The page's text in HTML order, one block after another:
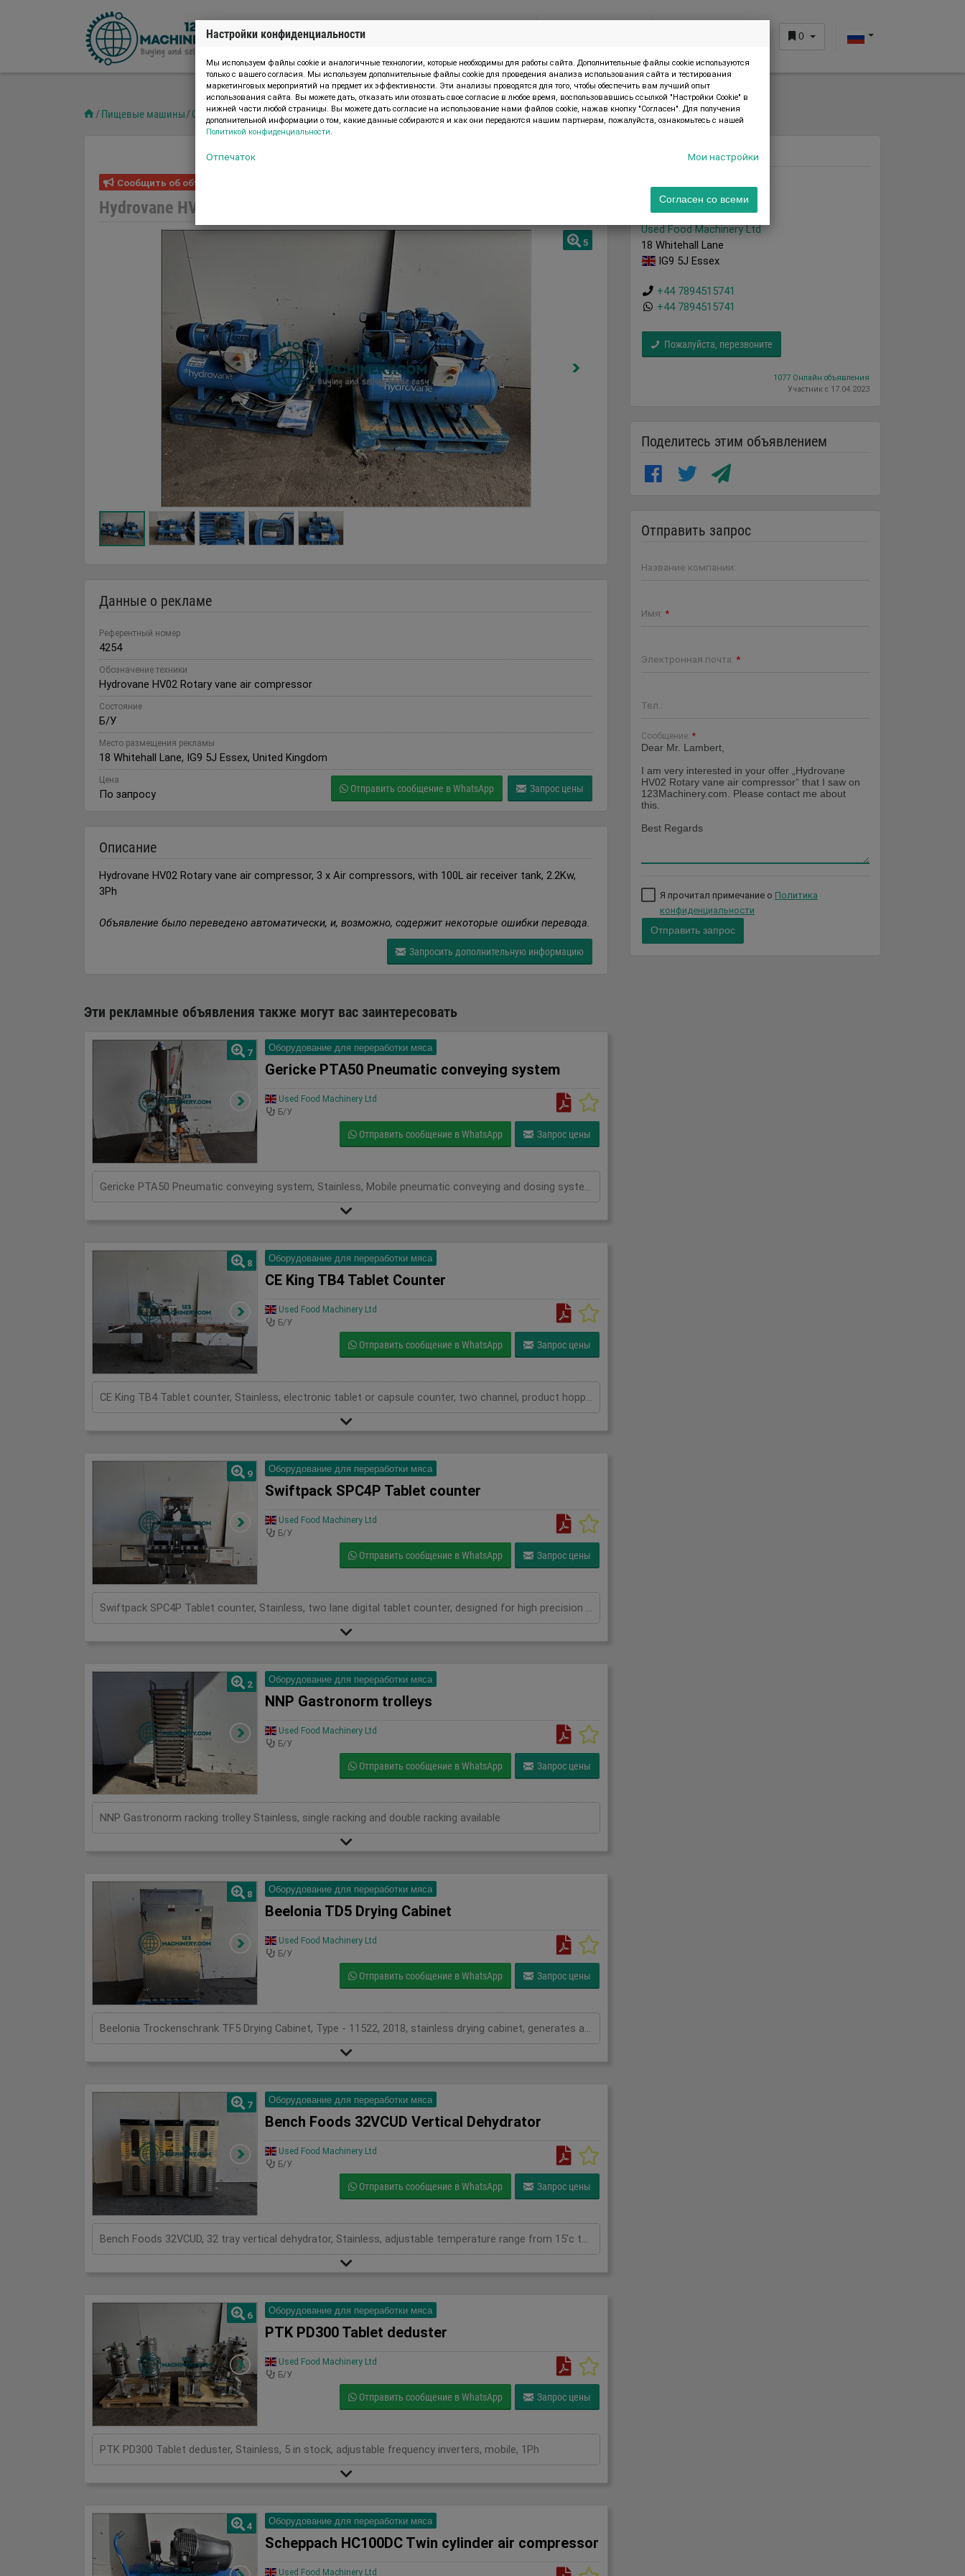
0
Пищевые машины Оборудование для переработки мяса Hydrovane HV02 Rotary vane air compressor
Сообщить об объявлении
Hydrovane HV02 Rotary vane air compressor
5
Данные о рекламе
Референтный номер
4254
Обозначение техники
Hydrovane HV02 Rotary vane air compressor
Состояние
Б/У
Место размещения рекламы
18 Whitehall Lane, IG9 5J Essex, United Kingdom
Запрос цены
Отправить сообщение в WhatsApp
Цена
По запросу
Описание
Hydrovane HV02 Rotary vane air compressor, 3 x Air compressors, with 100L air receiver tank, 2.2Kw,
3Ph
Объявление было переведено автоматически, и, возможно, содержит некоторые ошибки перевода.
Запросить дополнительную информацию
Эти рекламные объявления также могут вас заинтересовать
7 Оборудование для переработки мяса
Gericke PTA50 Pneumatic conveying system
Used Food Machinery Ltd
Б/У
Отправить сообщение в WhatsApp Запрос цены
Gericke PTA50 Pneumatic conveying system, Stainless, Mobile pneumatic conveying and dosing system used in the food, chemical and pharma industries, working pressure 3.9Bar, volume 50L, with butterfly valve and actuator
8 Оборудование для переработки мяса
CE King TB4 Tablet Counter
Used Food Machinery Ltd
Б/У
Отправить сообщение в WhatsApp Запрос цены
CE King TB4 Tablet counter, Stainless, electronic tablet or capsule counter, two channel, product hopper with top cover and vibration frequency control of product onto the feed chute, mounted on slat chain conveyor 3000mm x 100mm, fills up to 30 containers per min, 3Ph
9 Оборудование для переработки мяса
Swiftpack SPC4P Tablet counter
Used Food Machinery Ltd
Б/У
Отправить сообщение в WhatsApp Запрос цены
2 Оборудование для переработки мяса
NNP Gastronorm trolleys
Used Food Machinery Ltd
Б/У
Отправить сообщение в WhatsApp Запрос цены
NNP Gastronorm racking trolley Stainless, single racking and double racking available
8 Оборудование для переработки мяса
Beelonia TD5 Drying Cabinet
Used Food Machinery Ltd
Б/У
Отправить сообщение в WhatsApp Запрос цены
Beelonia Trockenschrank TF5 Drying Cabinet, Type - 11522, 2018, stainless drying cabinet, generates an even air flow ensuring good drying, with stainless trolley and mesh trays 900mm x 760mm trays, adjustble temperature and timer settings, with ramp, 3Ph
7 Оборудование для переработки мяса
Bench Foods 32VCUD Vertical Dehydrator
Used Food Machinery Ltd
Б/У
Отправить сообщение в WhatsApp Запрос цены
Bench Foods 32VCUD, 32 tray vertical dehydrator, Stainless, adjustable temperature range from 15'c to 90'c plus an ambient air mode, timer controls, stainless mesh trays for even drying on both sides, mobile, 1Ph
6 Оборудование для переработки мяса
PTK PD300 Tablet deduster
Used Food Machinery Ltd
Б/У
Отправить сообщение в WhatsApp Запрос цены
PTK PD300 Tablet deduster, Stainless, 5 in stock, adjustable frequency inverters, mobile, 1Ph
4 Оборудование для переработки мяса
Scheppach HC100DC Twin cylinder air compressor
Used Food Machinery Ltd
Поставщик
Used Food Machinery Ltd
18 Whitehall Lane
IG9 5J Essex
+44 7894515741
+44 7894515741
Пожалуйста, перезвоните
1077 Онлайн объявления
Участник с 17.04.2023
Поделитесь этим объявлением
Отправить запрос
Название компании:
Имя: *
Электронная почта: *
Тел.:
Сообщение: *
Я прочитал примечание о Политика
конфиденциальности
Отправить запрос
Настройки конфиденциальности
Мы используем файлы cookie и аналогичные технологии, которые необходимы для работы сайта. Дополнительные файлы cookie используются
только с вашего согласия. Мы используем дополнительные файлы cookie для проведения анализа использования сайта и тестирования
маркетинговых мероприятий на предмет их эффективности. Эти анализы проводятся для того, чтобы обеспечить вам лучший опыт
использования сайта. Вы можете дать, отказать или отозвать свое согласие в любое время, воспользовавшись ссылкой "Настройки Cookie" в
нижней части любой страницы. Вы можете дать согласие на использование нами файлов cookie, нажав кнопку "Согласен". Для получения
дополнительной информации о том, какие данные собираются и как они передаются нашим партнерам, пожалуйста, ознакомьтесь с нашей
Политикой конфиденциальности.
Отпечаток Мои настройки
Согласен со всеми